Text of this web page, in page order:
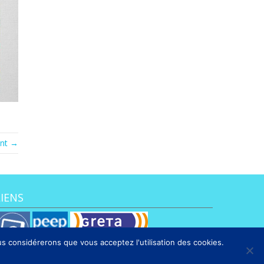
→
considérerons que vous acceptez l'utilisation des cookies.